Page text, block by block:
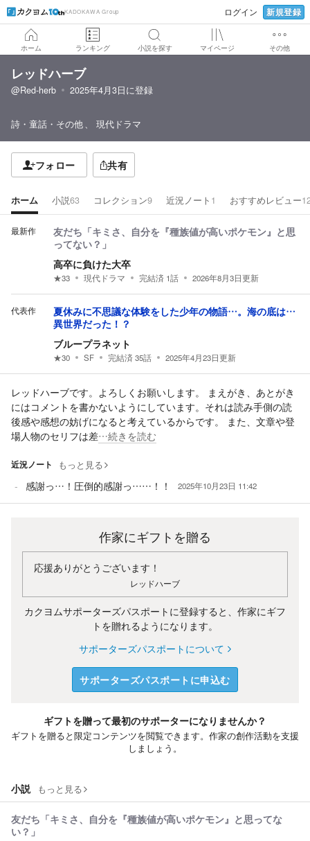
KADOKAWA Group ログイン 新規登録
ホーム ランキング 小説を探す マイページ その他
レッドハーブ
@Red-herb 2025年4月3日に登録
詩・童話・その他 現代ドラマ
フォロー 共有
ホーム 小説63 コレクション9 近況ノート 1 おすすめレビュー
最新作
友だち「キミさ、自分を『種族値が高いポケモン』と思
ってない？」
高卒に負けた大卒
★33 現代ドラマ 完結済 1話 2026年8月3日更新
代表作
夏休みに不思議な体験をした少年の物語…。海の底は…
異世界だった！？
ブループラネット
★30 SF 完結済35話 2025年4月23日更新
レッドハーブです。よろしくお願いします。 まえがき、あとがき
にはコメントを書かないようにしています。それは読み手側の読
後感や感想の妨げになると考えているからです。 また、文章や登
場人物のセリフは差…続きを読む
近況ノート もっと見る
感謝っ…！圧倒的感謝っ……！！ 2025年10月23日 11:42
作家にギフトを贈る
応援ありがとうございます！
レッドハーブ
カクヨムサポーターズパスポートに登録すると、作家にギフ
トを贈れるようになります。
サポーターズパスポートについて
サポーターズパスポートに申込む
ギフトを贈って最初のサポーターになりませんか？
ギフトを贈ると限定コンテンツを閲覧できます。作家の創作活動を支援
しましょう。
小説 もっと見る
友だち「キミさ、自分を『種族値が高いポケモン』と思ってな
い？」